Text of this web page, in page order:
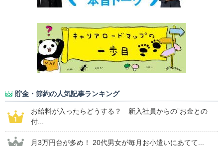
貯金・節約の人気記事ランキング
お給料が入ったらどうする？ 新入社員からの”お金との
付...
月3万円台が多め！ 20代男女が毎月お小遣いにあてて...